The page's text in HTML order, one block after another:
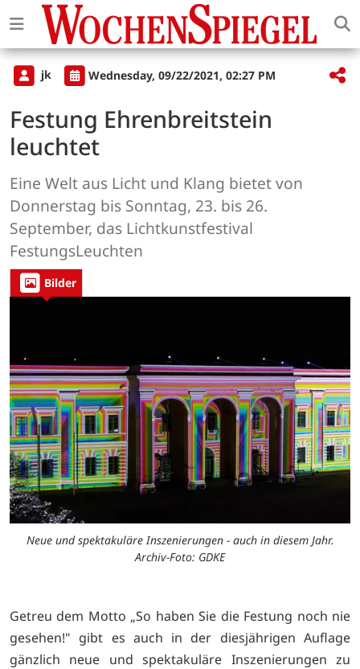
jk Wednesday, 09/22/2021, 02:27 PM
Festung Ehrenbreitstein
leuchtet
Eine Welt aus Licht und Klang bietet von
Donnerstag bis Sonntag, 23. bis 26.
September, das Lichtkunstfestival
FestungsLeuchten
Bilder
Neue und spektakuläre Inszenierungen - auch in diesem Jahr.
Archiv-Foto: GDKE
Getreu dem Motto „So haben Sie die Festung noch nie
gesehen!" gibt es auch in der diesjährigen Auflage
gänzlich neue und spektakuläre Inszenierungen zu